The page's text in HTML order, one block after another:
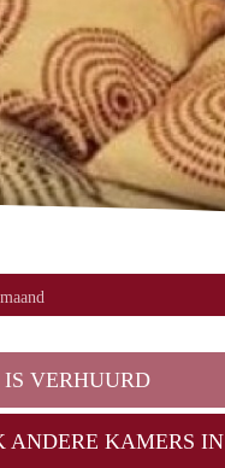
IS VERHUURD
ANDERE KAMERS IN